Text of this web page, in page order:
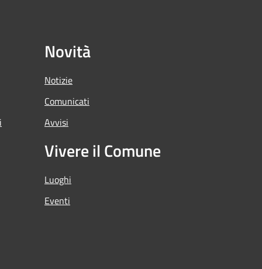
Novità
Notizie
Comunicati
Avvisi
Vivere il Comune
Luoghi
Eventi